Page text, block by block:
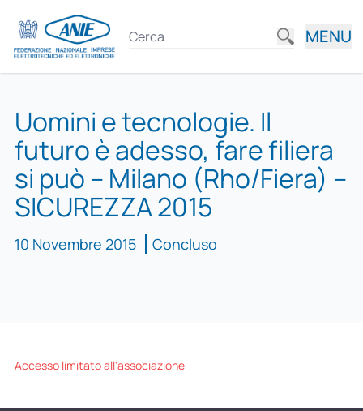
MENU
Uomini e tecnologie. Il
futuro è adesso, fare filiera
si può – Milano (Rho/Fiera) –
SICUREZZA 2015
10 Novembre 2015 Concluso
Accesso limitato all'associazione